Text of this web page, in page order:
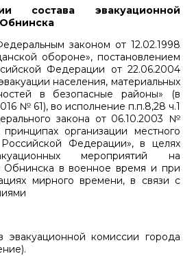
состава эвакуационной
законом от 12.02.1998
обороне», постановлением
Федерации от 22.06.2004
населения, материальных
в безопасные районы» (в
№ 61), во исполнение п.п.8,28 ч.1
закона от 06.10.2003 №
организации местного
Федерации», в целях
мероприятий на
Обнинска в военное время и при
мирного времени, в связи с
эвакуационной комиссии города